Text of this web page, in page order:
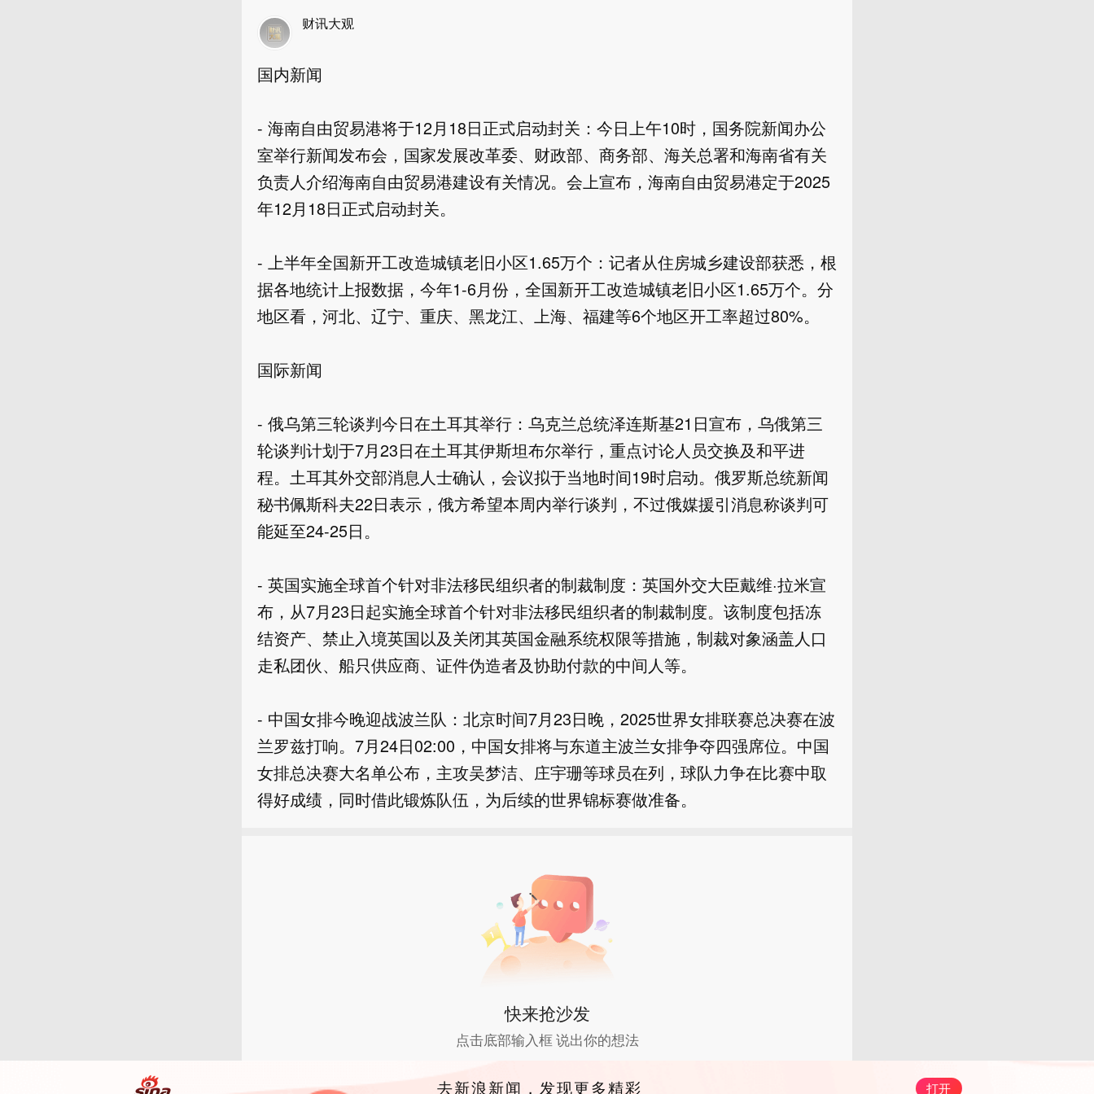
财讯大观
国内新闻
- 海南自由贸易港将于12月18日正式启动封关：今日上午10时，国务院新闻办公
室举行新闻发布会，国家发展改革委、财政部、商务部、海关总署和海南省有关
负责人介绍海南自由贸易港建设有关情况。会上宣布，海南自由贸易港定于2025
年12月18日正式启动封关。
- 上半年全国新开工改造城镇老旧小区1.65万个：记者从住房城乡建设部获悉，根
据各地统计上报数据，今年1-6月份，全国新开工改造城镇老旧小区1.65万个。分
地区看，河北、辽宁、重庆、黑龙江、上海、福建等6个地区开工率超过80%。
国际新闻
- 俄乌第三轮谈判今日在土耳其举行：乌克兰总统泽连斯基21日宣布，乌俄第三
轮谈判计划于7月23日在土耳其伊斯坦布尔举行，重点讨论人员交换及和平进
程。土耳其外交部消息人士确认，会议拟于当地时间19时启动。俄罗斯总统新闻
秘书佩斯科夫22日表示，俄方希望本周内举行谈判，不过俄媒援引消息称谈判可
能延至24-25日。
- 英国实施全球首个针对非法移民组织者的制裁制度：英国外交大臣戴维·拉米宣
布，从7月23日起实施全球首个针对非法移民组织者的制裁制度。该制度包括冻
结资产、禁止入境英国以及关闭其英国金融系统权限等措施，制裁对象涵盖人口
走私团伙、船只供应商、证件伪造者及协助付款的中间人等。
- 中国女排今晚迎战波兰队：北京时间7月23日晚，2025世界女排联赛总决赛在波
兰罗兹打响。7月24日02:00，中国女排将与东道主波兰女排争夺四强席位。中国
女排总决赛大名单公布，主攻吴梦洁、庄宇珊等球员在列，球队力争在比赛中取
得好成绩，同时借此锻炼队伍，为后续的世界锦标赛做准备。
去新浪新闻，发现更多精彩
快来抢沙发
点击底部输入框 说出你的想法